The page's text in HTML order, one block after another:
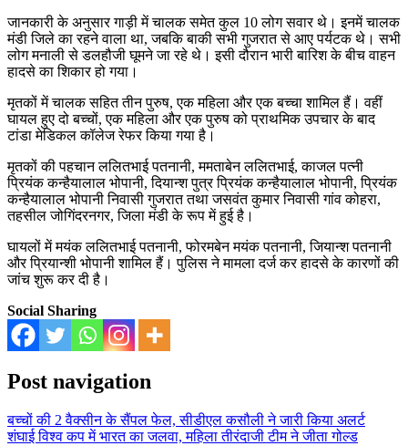
जानकारी के अनुसार गाड़ी में चालक समेत कुल 10 लोग सवार थे। इनमें चालक
मंडी जिले का रहने वाला था, जबकि बाकी सभी गुजरात से आए पर्यटक थे। सभी
लोग मनाली से डलहौजी घूमने जा रहे थे। इसी दौरान भारी बारिश के बीच वाहन
हादसे का शिकार हो गया।
मृतकों में चालक सहित तीन पुरुष, एक महिला और एक बच्चा शामिल हैं। वहीं
घायल हुए दो बच्चों, एक महिला और एक पुरुष को प्राथमिक उपचार के बाद
टांडा मेडिकल कॉलेज रेफर किया गया है।
मृतकों की पहचान ललितभाई पतनानी, ममताबेन ललितभाई, काजल पत्नी
प्रियंक कन्हैयालाल भोपानी, दियान्श पुत्र प्रियंक कन्हैयालाल भोपानी, प्रियंक
कन्हैयालाल भोपानी निवासी गुजरात तथा जसवंत कुमार निवासी गांव कोहरा,
तहसील जोगिंदरनगर, जिला मंडी के रूप में हुई है।
घायलों में मयंक ललितभाई पतनानी, फोरमबेन मयंक पतनानी, जियान्श पतनानी
और प्रियान्शी भोपानी शामिल हैं। पुलिस ने मामला दर्ज कर हादसे के कारणों की
जांच शुरू कर दी है।
Social Sharing
Post navigation
बच्चों की 2 वैक्सीन के सैंपल फेल, सीडीएल कसौली ने जारी किया अलर्ट
शंघाई विश्व कप में भारत का जलवा, महिला तीरंदाजी टीम ने जीता गोल्ड